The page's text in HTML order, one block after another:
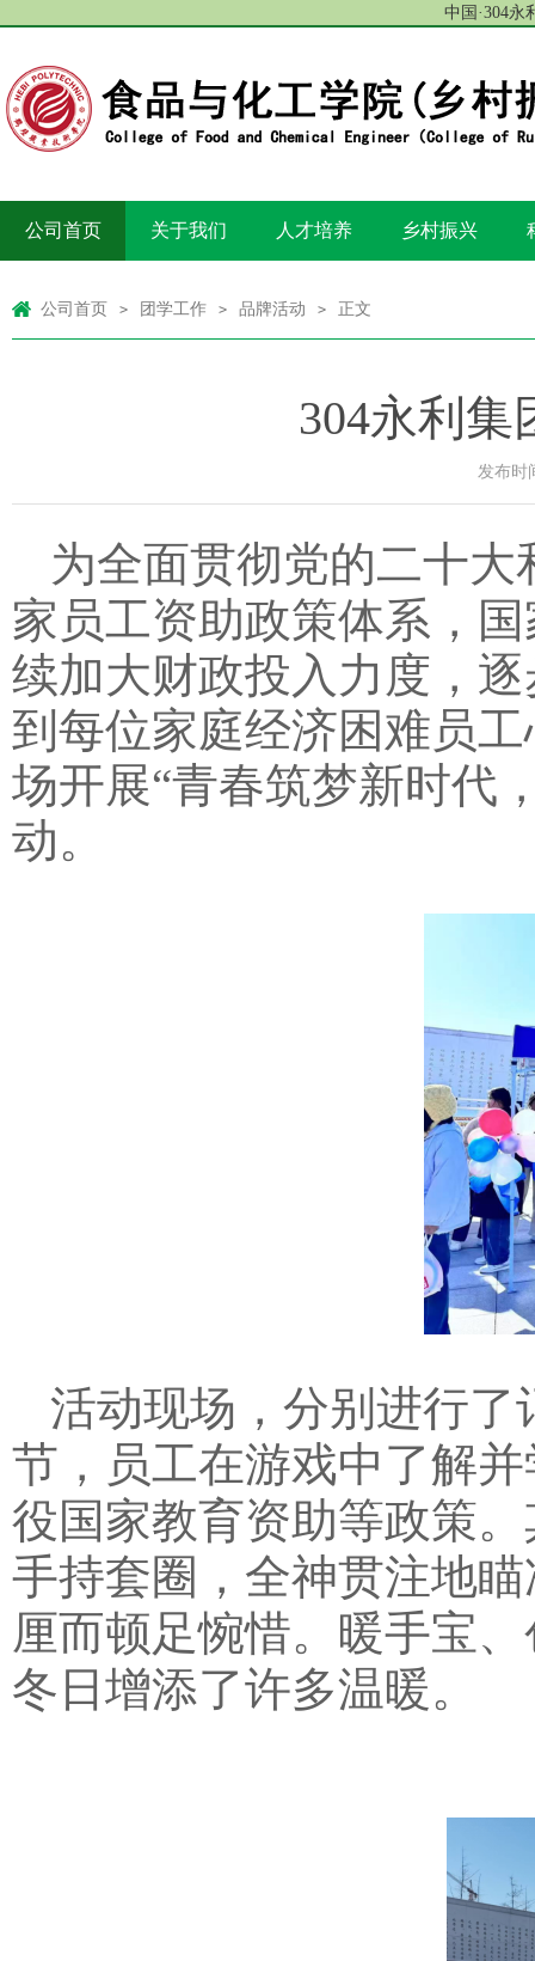
中国·304永
公司首页 关于我们 人才培养 乡村振兴
公司首页 > 团学工作 > 品牌活动 > 正文
304永利
发布时
为全面贯彻党的二十
家员工资助政策体系，
续加大财政投入力度，
到每位家庭经济困难员
场开展“青春筑梦新时代
动。
活动现场，分别进行
节，员工在游戏中了解
役国家教育资助等政策
手持套圈，全神贯注地
厘而顿足惋惜。暖手宝
冬日增添了许多温暖。